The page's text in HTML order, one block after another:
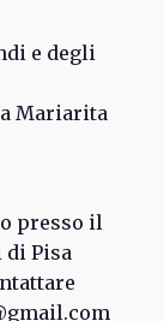
e degli
Mariarita
presso il
di Pisa